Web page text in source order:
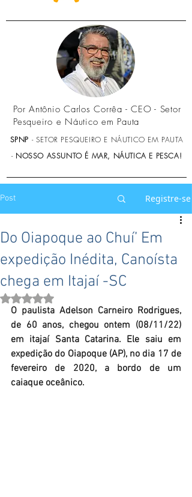
Por Antônio Carlos Corrêa - CEO - Setor
Pesqueiro e Náutico em Pauta
SPNP - SETOR PESQUEIRO E NÁUTICO EM PAUTA
- NOSSO ASSUNTO É MAR, NÁUTICA E PESCA!
Post Registre-se
Do Oiapoque ao Chuí’ Em
expedição Inédita, Canoísta
chega em Itajaí -SC
Avaliado com NaN de 5 estrelas.
O paulista Adelson Carneiro Rodrigues,
de 60 anos, chegou ontem (08/11/22)
em itajaí Santa Catarina. Ele saiu em
expedição do Oiapoque (AP), no dia 17 de
fevereiro de 2020, a bordo de um
caiaque oceânico.